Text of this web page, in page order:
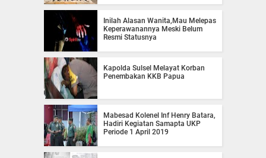
Inilah Alasan Wanita,Mau Melepas
Keperawanannya Meski Belum
Resmi Statusnya
Kapolda Sulsel Melayat Korban
Penembakan KKB Papua
Mabesad Kolenel Inf Henry Batara,
Hadiri Kegiatan Samapta UKP
Periode 1 April 2019